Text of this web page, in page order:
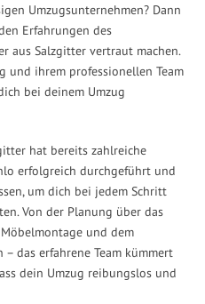
Umzugsunternehmen? Dann
Erfahrungen des
aus Salzgitter vertraut machen.
ihrem professionellen Team
bei deinem Umzug
hat bereits zahlreiche
erfolgreich durchgeführt und
um dich bei jedem Schritt
Von der Planung über das
und dem
das erfahrene Team kümmert
dein Umzug reibungslos und